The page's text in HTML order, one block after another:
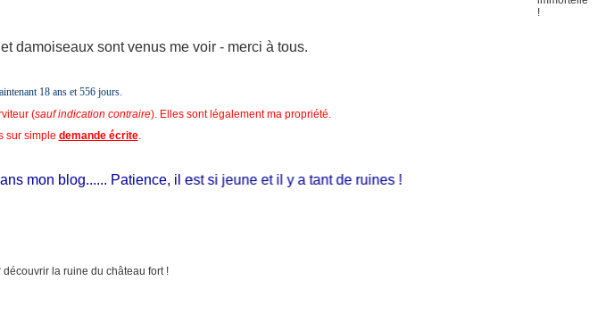
damoiseaux sont venus me voir - merci à tous.
18 ans et556 jours.
(sauf indication contraire). Elles sont légalement ma propriété.
sur simple demande écrite.
mon blog...... Patience, il est si jeune et il y a tant de ruines !